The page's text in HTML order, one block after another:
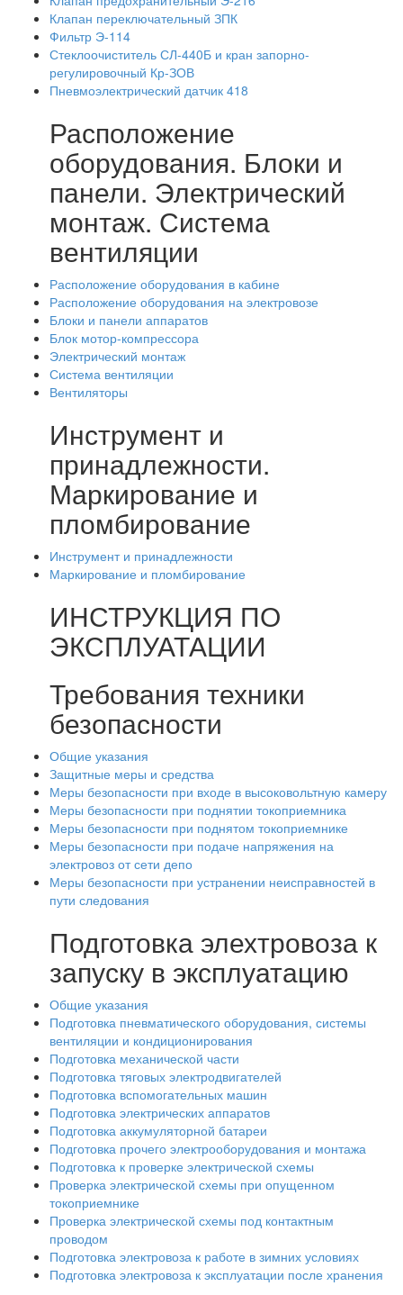
Клапан переключательный ЗПК
Фильтр Э-114
Стеклоочиститель СЛ-440Б и кран запорно-
регулировочный Кр-ЗОВ
Пневмоэлектрический датчик 418
Расположение
оборудования. Блоки и
панели. Электрический
монтаж. Система
вентиляции
Расположение оборудования в кабине
Расположение оборудования на электровозе
Блоки и панели аппаратов
Блок мотор-компрессора
Электрический монтаж
Система вентиляции
Вентиляторы
Инструмент и
принадлежности.
Маркирование и
пломбирование
Инструмент и принадлежности
Маркирование и пломбирование
ИНСТРУКЦИЯ ПО
ЭКСПЛУАТАЦИИ
Требования техники
безопасности
Общие указания
Защитные меры и средства
Меры безопасности при входе в высоковольтную камеру
Меры безопасности при поднятии токоприемника
Меры безопасности при поднятом токоприемнике
Меры безопасности при подаче напряжения на
электровоз от сети депо
Меры безопасности при устранении неисправностей в
пути следования
Подготовка элехтровоза к
запуску в эксплуатацию
Общие указания
Подготовка пневматического оборудования, системы
вентиляции и кондиционирования
Подготовка механической части
Подготовка тяговых электродвигателей
Подготовка вспомогательных машин
Подготовка электрических аппаратов
Подготовка аккумуляторной батареи
Подготовка прочего электрооборудования и монтажа
Подготовка к проверке электрической схемы
Проверка электрической схемы при опущенном
токоприемнике
Проверка электрической схемы под контактным
проводом
Подготовка электровоза к работе в зимних условиях
Подготовка электровоза к эксплуатации после хранения